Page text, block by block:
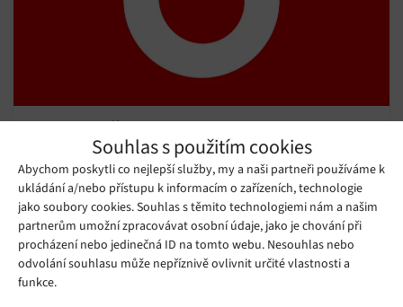
Souhlas s použitím cookies
Abychom poskytli co nejlepší služby, my a naši partneři používáme k
ukládání a/nebo přístupu k informacím o zařízeních, technologie
jako soubory cookies. Souhlas s těmito technologiemi nám a našim
partnerům umožní zpracovávat osobní údaje, jako je chování při
procházení nebo jedinečná ID na tomto webu. Nesouhlas nebo
odvolání souhlasu může nepříznivě ovlivnit určité vlastnosti a
funkce.
hovorů z předplacených karet, pro
zákazníky je nevýhodná
Čtvrtek 23. 05. 2019 Redakce
Společnost Vodafone ČR chystá drobné, přesto pro některé
zákazníky citelné změny v účtování svých služeb.